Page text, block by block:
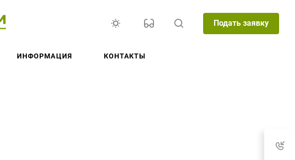
Подать заявку
ИНФОРМАЦИЯ КОНТАКТЫ